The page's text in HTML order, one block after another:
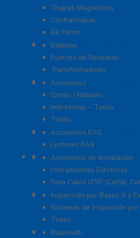
Chapas Magnéticas
Contrachapas
De Perno
Fuentes de Alimentación
Baterías
Fuentes de Respaldo
Transformadores
Identificación y
Accesorios
Cintas / Ribbons
Impresoras – Todas
Todos
Protección Contra
Accesorios EAS
Lectores EAS
Herramientas
Accesorios de Instalación
Herramientas Eléctricas
Para Cable UTP (Cat5e,
Inspección por Rayos X y
Inspección por Rayos X y
Sistemas de Inspección
Todos
Lectoras y Tarjetas
Bluetooth